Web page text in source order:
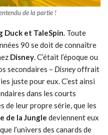
de la partie !
Duck et TaleSpin. Toute
90 se doit de connaître
Disney. C’était l’époque ou
secondaires – Disneyoffrait
juste pour eux. C’est ainsi
dans les courts
de leur propre série, que les
de la Jungle deviennent eux
l’univers des canards de